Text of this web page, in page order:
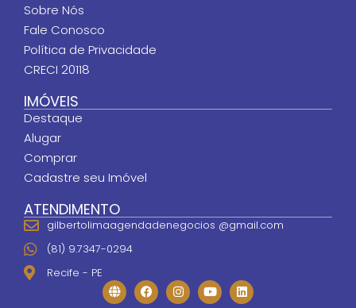
Sobre Nós
Fale Conosco
Política de Privacidade
CRECI 20118
IMÓVEIS
Destaque
Alugar
Comprar
Cadastre seu Imóvel
ATENDIMENTO
gilbertolimaagendadenegocios @gmail.com
(81) 9.7347-0294
Recife - PE